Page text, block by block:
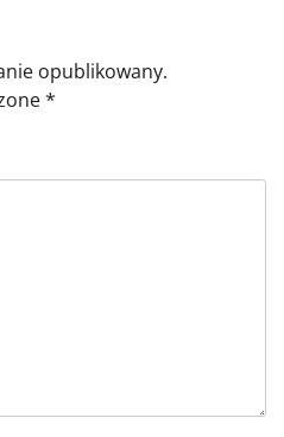
opublikowany.
*